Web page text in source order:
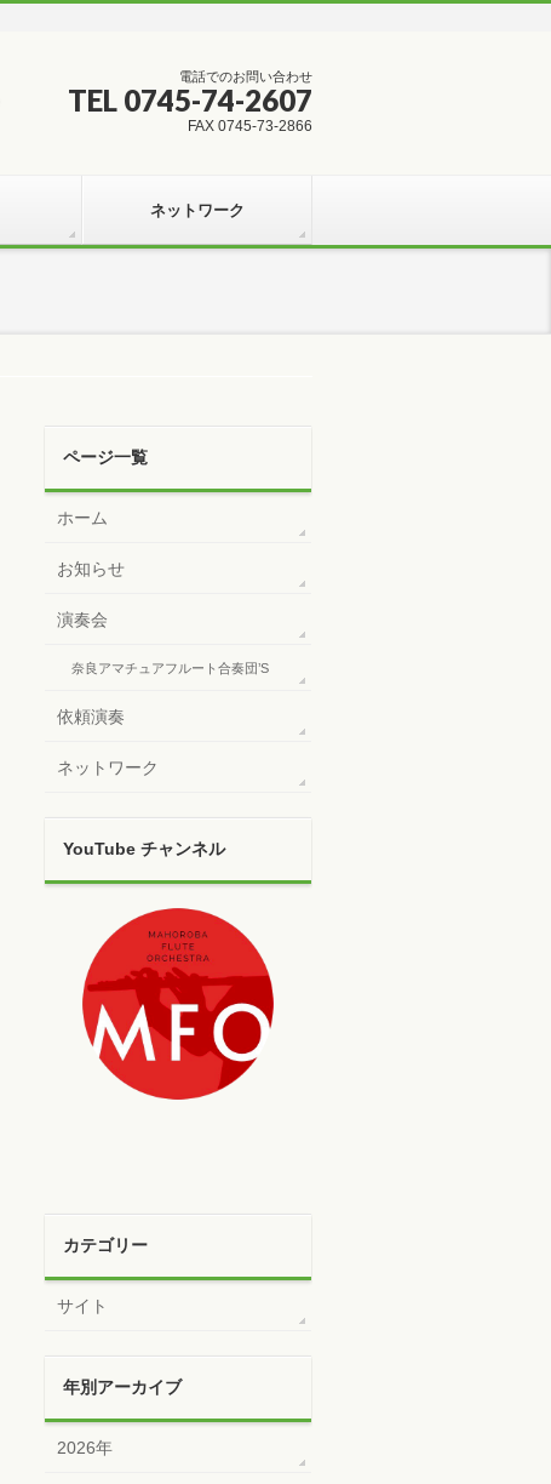
電話でのお問い合わせ
TEL 0745-74-2607
FAX 0745-73-2866
ネットワーク
ページ一覧
ホーム
お知らせ
演奏会
奈良アマチュアフルート合奏団’S
依頼演奏
ネットワーク
YouTube チャンネル
カテゴリー
サイト
年別アーカイブ
2026年